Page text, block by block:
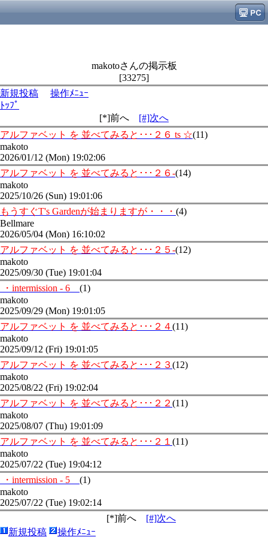
makotoさんの掲示板
[33275]
新規投稿
操作ﾒﾆｭｰ
ﾄｯﾌﾟ
[*]前へ [#]次へ
アルファベット を 並べてみると･･･２６ ts ☆(11)
makoto
2026/01/12 (Mon) 19:02:06
アルファベット を 並べてみると･･･２６-(14)
makoto
2025/10/26 (Sun) 19:01:06
もうすぐT's Gardenが始まりますが・・・ (4)
Bellmare
2026/05/04 (Mon) 16:10:02
アルファベット を 並べてみると･･･２５-(12)
makoto
2025/09/30 (Tue) 19:01:04
・intermission - 6 (1)
makoto
2025/09/29 (Mon) 19:01:05
アルファベット を 並べてみると･･･２４(11)
makoto
2025/09/12 (Fri) 19:01:05
アルファベット を 並べてみると･･･２３(12)
makoto
2025/08/22 (Fri) 19:02:04
アルファベット を 並べてみると･･･２２ (11)
makoto
2025/08/07 (Thu) 19:01:09
アルファベット を 並べてみると･･･２１ (11)
makoto
2025/07/22 (Tue) 19:04:12
・intermission - 5 (1)
makoto
2025/07/22 (Tue) 19:02:14
[*]前へ [#]次へ
新規投稿
操作ﾒﾆｭｰ